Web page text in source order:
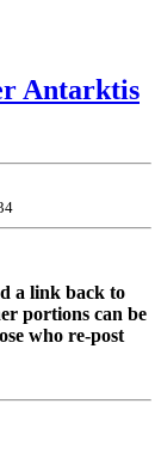
Antarktis
a link back to
portions can be
who re-post